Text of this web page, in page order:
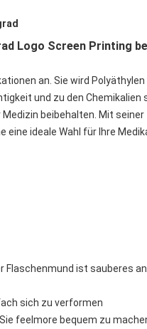
Logo Screen Printing
an. Sie wird
und zu den Chemikalien
beibehalten. Mit seiner
eine ideale Wahl für Ihre
ist sauberes
sich zu verformen
feelmore bequem zu